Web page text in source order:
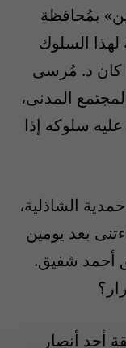
بمُحافظة
السلوك
كان د. مُرسى
المدنى،
سلوكه إذا
الشاذلية،
بعد يومين
أحمد شفيق.
أحد أنصار